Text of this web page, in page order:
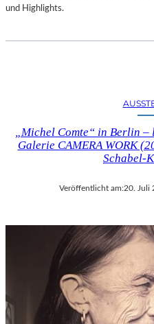
und Highlights.
„Michel Comte“ in Berlin
Galerie CAMERA WORK
Schabel-
Veröffentlicht am:20. Juli